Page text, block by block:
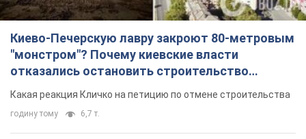
Киево-Печерскую лавру закроют 80-метровым
"монстром"? Почему киевские власти
отказались остановить строительство
небоскреба "московского верующего"
Какая реакция Кличко на петицию по отмене строительства
годину тому 6,7 т.